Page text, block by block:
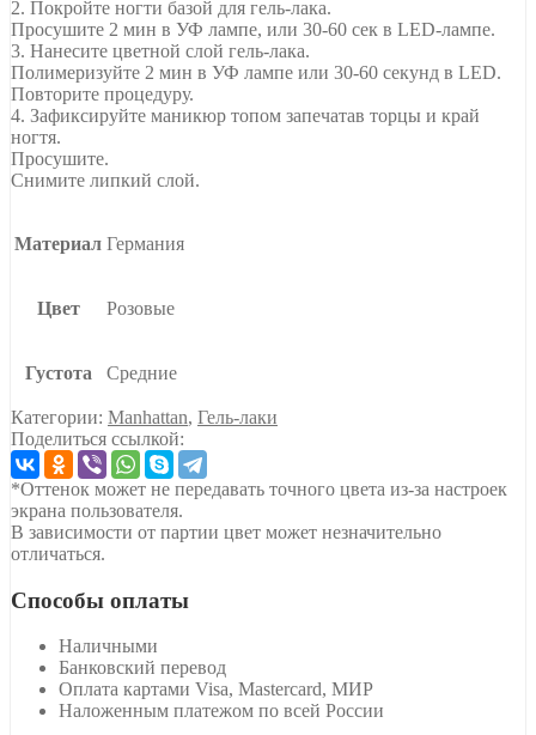
2. Покройте ногти базой для гель-лака.
Просушите 2 мин в УФ лампе, или 30-60 сек в LED-лампе.
3. Нанесите цветной слой гель-лака.
Полимеризуйте 2 мин в УФ лампе или 30-60 секунд в LED.
Повторите процедуру.
4. Зафиксируйте маникюр топом запечатав торцы и край
ногтя.
Просушите.
Снимите липкий слой.
Материал Германия
Цвет Розовые
Густота Средние
Категории: Manhattan, Гель-лаки
Поделиться ссылкой:
*Оттенок может не передавать точного цвета из-за настроек
экрана пользователя.
В зависимости от партии цвет может незначительно
отличаться.
Способы оплаты
Наличными
Банковский перевод
Оплата картами Visa, Mastercard, МИР
Наложенным платежом по всей России